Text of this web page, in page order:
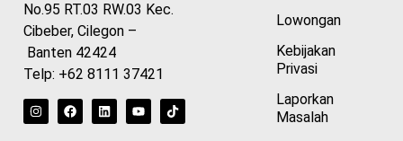
No.95 RT.03 RW.03 Kec.
Cibeber, Cilegon –
Banten 42424
Telp: +62 8111 37421
Lowongan
Kebijakan
Privasi
Laporkan
Masalah